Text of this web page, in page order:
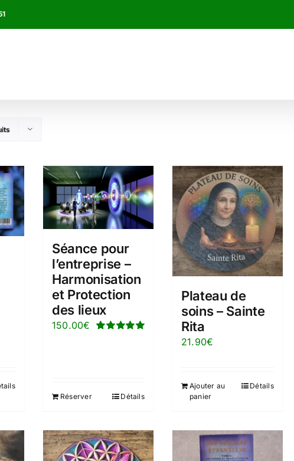
Séance pour
l’entreprise –
Harmonisation
et Protection
des lieux
150.00€
Réserver Détails
Plateau de
soins – Sainte
Rita
21.90€
Ajouter au
panier
Détails